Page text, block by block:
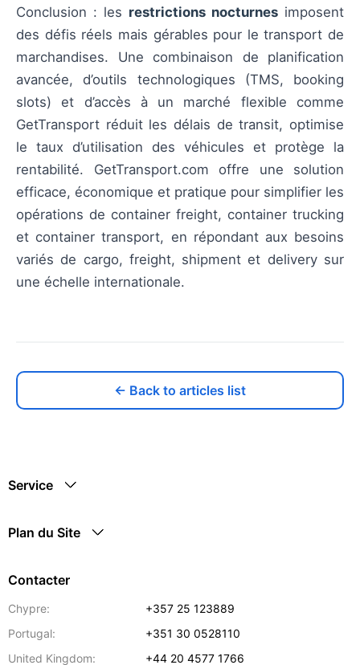
Conclusion : les restrictions nocturnes imposent
des défis réels mais gérables pour le transport de
marchandises. Une combinaison de planification
avancée, d’outils technologiques (TMS, booking
slots) et d’accès à un marché flexible comme
GetTransport réduit les délais de transit, optimise
le taux d’utilisation des véhicules et protège la
rentabilité. GetTransport.com offre une solution
efficace, économique et pratique pour simplifier les
opérations de container freight, container trucking
et container transport, en répondant aux besoins
variés de cargo, freight, shipment et delivery sur
une échelle internationale.
← Back to articles list
Service
Plan du Site
Contacter
Chypre:
+357 25 123889
Portugal:
+351 30 0528110
United Kingdom:
+44 20 4577 1766